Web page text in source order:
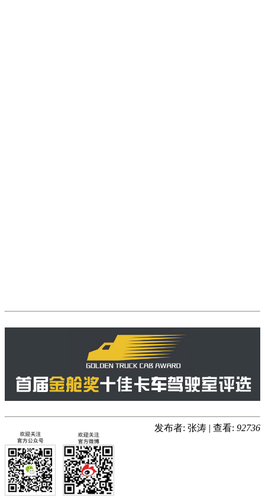
发布者: 张涛 | 查看: 92736